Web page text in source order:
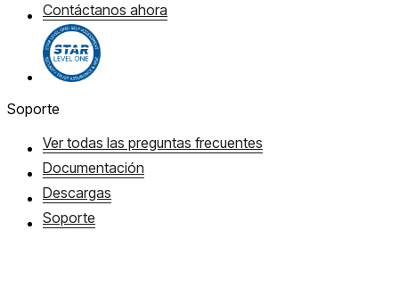
Contáctanos ahora
Soporte
Ver todas las preguntas frecuentes
Documentación
Descargas
Soporte